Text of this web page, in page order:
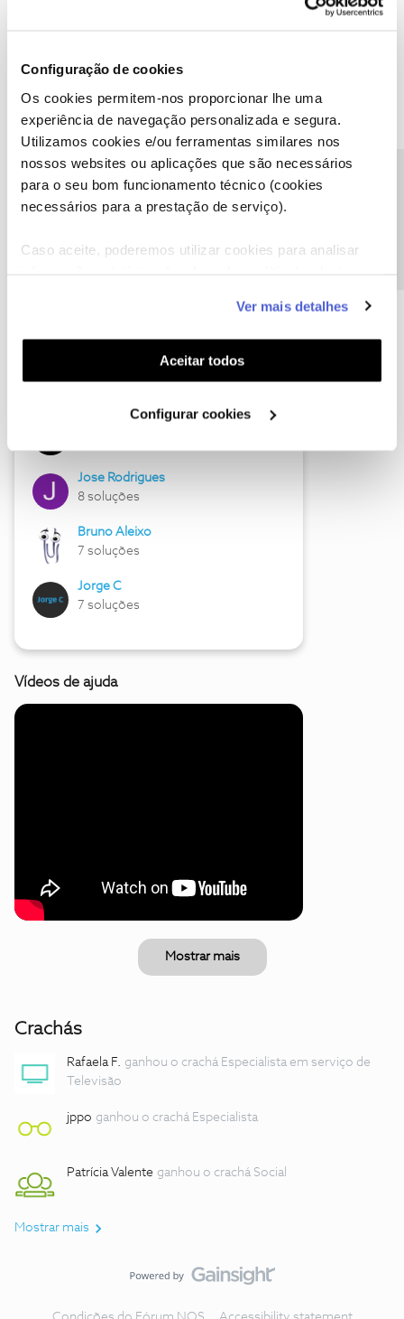
Configuração de cookies
Os cookies permitem-nos proporcionar lhe uma
experiência de navegação personalizada e segura.
Utilizamos cookies e/ou ferramentas similares nos
nossos websites ou aplicações que são necessários
para o seu bom funcionamento técnico (cookies
necessários para a prestação de serviço).
Caso aceite, poderemos utilizar cookies para analisar
funcionalidades (cookies de personalização e
funcionalidade) e adaptar anúncios aos seus interesses
(cookies de publicidade personalizada). Pode gerir a
utilização dos cookies clicando em "Configurar
Ver mais detalhes
Aceitar todos
Configurar cookies
Descubra as novidades de junho
Hall of Fame de junho
Jose Rodrigues
8 soluções
Bruno Aleixo
7 soluções
Jorge C
7 soluções
Vídeos de ajuda
Mostrar mais
Crachás
Rafaela F. ganhou o crachá Especialista em serviço de
Televisão
jppo ganhou o crachá Especialista
Patrícia Valente ganhou o crachá Social
Mostrar mais